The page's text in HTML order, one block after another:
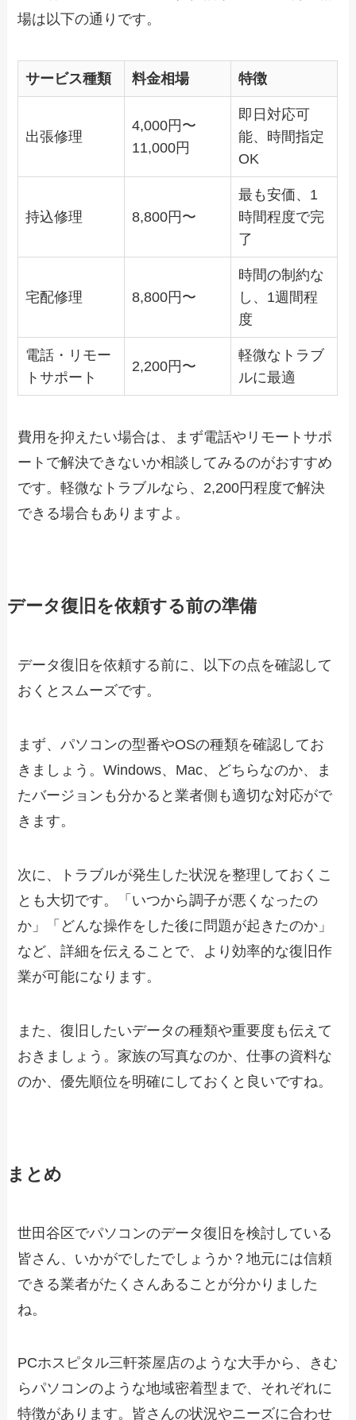
場は以下の通りです。
サービス種類 料金相場 特徴
出張修理
4,000円〜
11,000円
即日対応可
能、時間指定
OK
持込修理 8,800円〜
最も安価、1
時間程度で完
了
宅配修理 8,800円〜
時間の制約な
し、1週間程
度
電話・リモー
トサポート
2,200円〜
軽微なトラブ
ルに最適
費用を抑えたい場合は、まず電話やリモートサポ
ートで解決できないか相談してみるのがおすすめ
です。軽微なトラブルなら、2,200円程度で解決
できる場合もありますよ。
データ復旧を依頼する前の準備
データ復旧を依頼する前に、以下の点を確認して
おくとスムーズです。
まず、パソコンの型番やOSの種類を確認してお
きましょう。Windows、Mac、どちらなのか、ま
たバージョンも分かると業者側も適切な対応がで
きます。
次に、トラブルが発生した状況を整理しておくこ
とも大切です。「いつから調子が悪くなったの
か」「どんな操作をした後に問題が起きたのか」
など、詳細を伝えることで、より効率的な復旧作
業が可能になります。
また、復旧したいデータの種類や重要度も伝えて
おきましょう。家族の写真なのか、仕事の資料な
のか、優先順位を明確にしておくと良いですね。
まとめ
世田谷区でパソコンのデータ復旧を検討している
皆さん、いかがでしたでしょうか？地元には信頼
できる業者がたくさんあることが分かりました
ね。
PCホスピタル三軒茶屋店のような大手から、きむ
らパソコンのような地域密着型まで、それぞれに
特徴があります。皆さんの状況やニーズに合わせ